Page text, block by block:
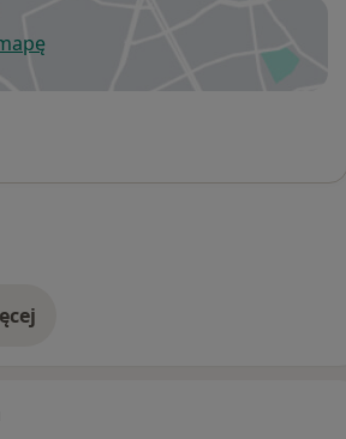
się w nowej karcie